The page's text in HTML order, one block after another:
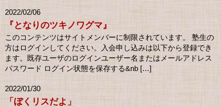
2022/02/06
『となりのツキノワグマ』
このコンテンツはサイトメンバーに制限されています。 塾生の
方はログインしてください。入会申し込みは以下から登録でき
ます。既存ユーザのログインユーザー名またはメールアドレス
パスワード ログイン状態を保存する&nb […]
2022/01/30
「ぼくリスだよ」